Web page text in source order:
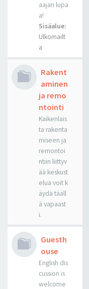
aajan lupa
a!
Sisäalue:
Ulkomailt
a
Rakent
aminen
ja remo
ntointi
Kaikenlais
ta rakenta
miseen ja
remontoi
ntiin liittyv
ää keskust
elua voit k
äydä tääll
ä vapaast
i.
Guesth
ouse
English dis
cussion is
welcome